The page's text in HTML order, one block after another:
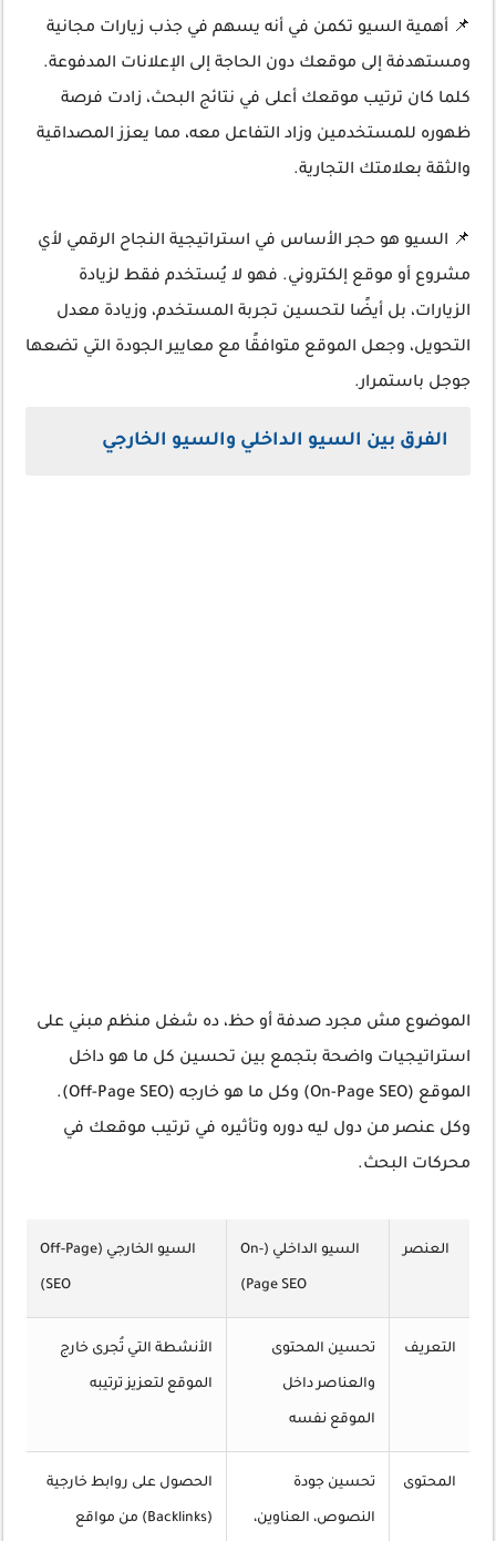
📌 أهمية السيو تكمن في أنه يسهم في جذب زيارات مجانية
ومستهدفة إلى موقعك دون الحاجة إلى الإعلانات المدفوعة.
كلما كان ترتيب موقعك أعلى في نتائج البحث، زادت فرصة
ظهوره للمستخدمين وزاد التفاعل معه، مما يعزز المصداقية
والثقة بعلامتك التجارية.
📌 السيو هو حجر الأساس في استراتيجية النجاح الرقمي لأي
مشروع أو موقع إلكتروني. فهو لا يُستخدم فقط لزيادة
الزيارات، بل أيضًا لتحسين تجربة المستخدم، وزيادة معدل
التحويل، وجعل الموقع متوافقًا مع معايير الجودة التي تضعها
جوجل باستمرار.
الفرق بين السيو الداخلي والسيو الخارجي
الموضوع مش مجرد صدفة أو حظ، ده شغل منظم مبني على
استراتيجيات واضحة بتجمع بين تحسين كل ما هو داخل
الموقع (On-Page SEO) وكل ما هو خارجه (Off-Page SEO).
وكل عنصر من دول ليه دوره وتأثيره في ترتيب موقعك في
محركات البحث.
العنصر السيو الداخلي (On-
Page SEO)
السيو الخارجي (Off-Page
SEO)
التعريف تحسين المحتوى
والعناصر داخل
الموقع نفسه
الأنشطة التي تُجرى خارج
الموقع لتعزيز ترتيبه
المحتوى تحسين جودة
النصوص، العناوين،
الحصول على روابط خارجية
(Backlinks) من مواقع